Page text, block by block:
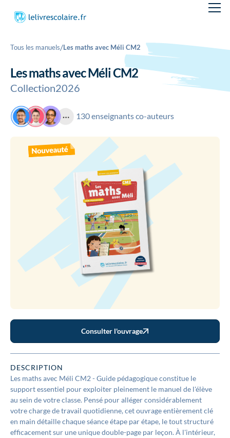
Tous les manuels/Les maths avec Méli CM2
Les maths avec Méli CM2
Collection2026
130 enseignants co-auteurs
Consulter l'ouvrage
DESCRIPTION
Les maths avec Méli CM2 - Guide pédagogique constitue le
support essentiel pour exploiter pleinement le manuel de l'élève
au sein de votre classe. Pensé pour alléger considérablement
votre charge de travail quotidienne, cet ouvrage entièrement clé
en main détaille chaque séance étape par étape, le tout structuré
efficacement sur une unique double-page par leçon. À l'intérieur,